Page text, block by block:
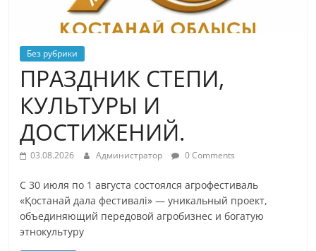
Без рубрики
ПРАЗДНИК СТЕПИ,
КУЛЬТУРЫ И
ДОСТИЖЕНИЙ.
03.08.2026 Администратор 0 Comments
С 30 июля по 1 августа состоялся агрофестиваль
«Қостанай дала фестивалі» — уникальный проект,
объединяющий передовой агробизнес и богатую
этнокультуру